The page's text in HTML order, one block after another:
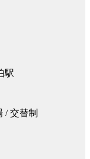
駅
/ 交替制